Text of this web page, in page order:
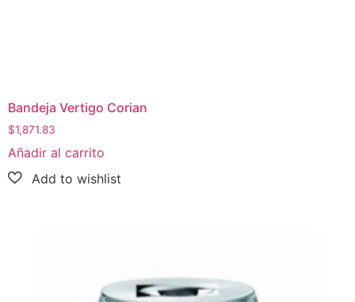
Bandeja Vertigo Corian
$1,871.83
Añadir al carrito